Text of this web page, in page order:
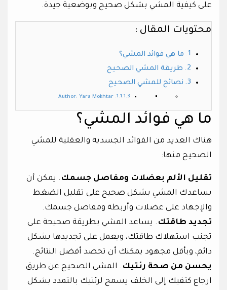
على كيفية المشي بشكل صحيح وبوضعية جيدة.
محتويات المقال :
ما هي فوائد المشي؟
طريقة المشي الصحيح
نصائح للمشي الصحيح
Author: Yara Mokhtar
ما هي فوائد المشي؟
هناك العديد من الفوائد الجسدية والعقلية للمشي
الصحيح منها:
تقليل الألم بعضلات ومفاصل جسمك . يمكن أن
يساعدك المشي بشكل صحيح على تقليل الضغط
والإجهاد على عضلات وأربطة ومفاصل جسمك.
تجديد طاقتك . يساعد المشي بطريقة صحيحة على
تجنب استهلاك طاقتك، ويعمل على تجديدها بشكل
دائم، وبأقل مجهود يمكنك أن تحصد أفضل النتائج.
يحسن من صحة رئتيك . المشي الصحيح عن طريق
ارجاع كتفيك إلى الخلف يسمح لرئتيك بالتمدد بشكل